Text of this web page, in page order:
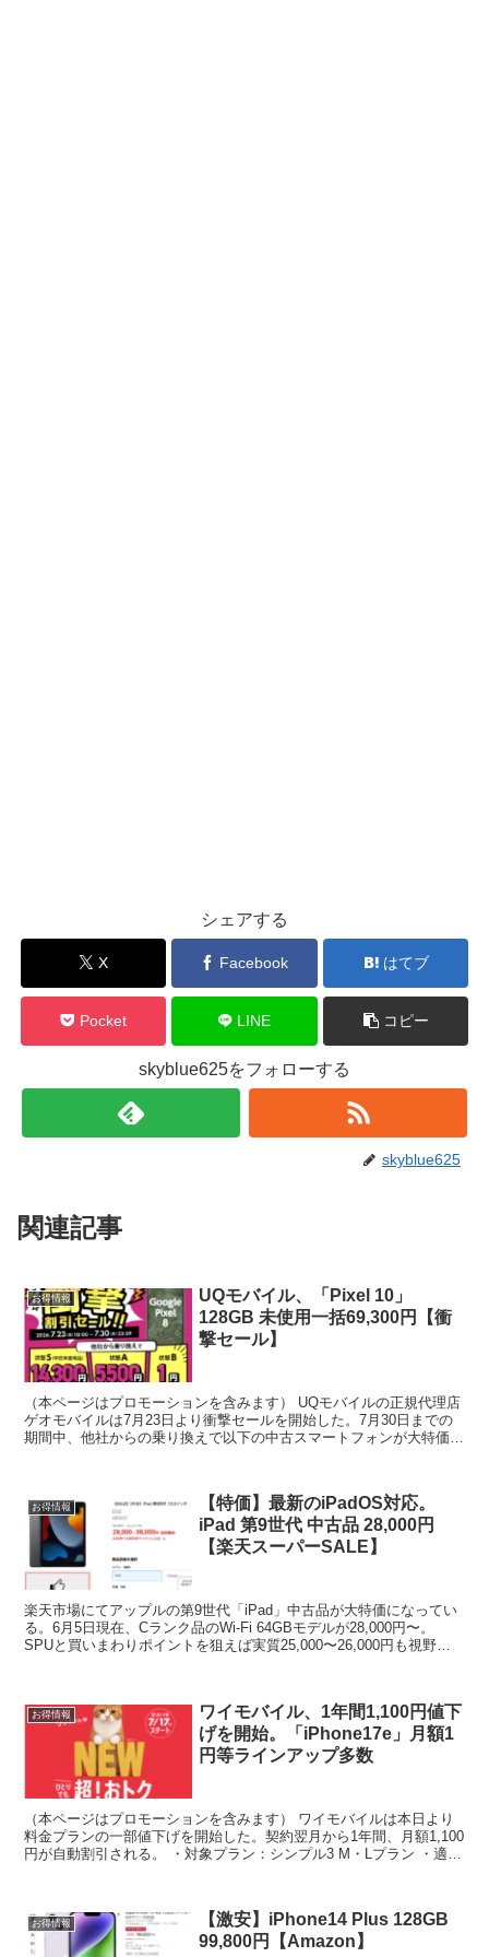
シェアする
X Facebook はてブ
Pocket LINE コピー
skyblue625をフォローする
skyblue625
関連記事
お得情報
UQモバイル、「Pixel 10」
128GB 未使用一括69,300円【衝
撃セール】
（本ページはプロモーションを含みます） UQモバイルの正規代理店
ゲオモバイルは7月23日より衝撃セールを開始した。7月30日までの
期間中、他社からの乗り換えで以下の中古スマートフォンが大特価。
お得情報
【特価】最新のiPadOS対応。
iPad 第9世代 中古品 28,000円
【楽天スーパーSALE】
楽天市場にてアップルの第9世代「iPad」中古品が大特価になってい
る。6月5日現在、Cランク品のWi-Fi 64GBモデルが28,000円〜。
SPUと買いまわりポイントを狙えば実質25,000〜26,000円も視野。
お得情報
ワイモバイル、1年間1,100円値下
げを開始。「iPhone17e」月額1
円等ラインアップ多数
（本ページはプロモーションを含みます） ワイモバイルは本日より
料金プランの一部値下げを開始した。契約翌月から1年間、月額1,100
円が自動割引される。 ・対象プラン：シンプル3 M・Lプラン ・適用
お得情報
【激安】iPhone14 Plus 128GB
99,800円【Amazon】